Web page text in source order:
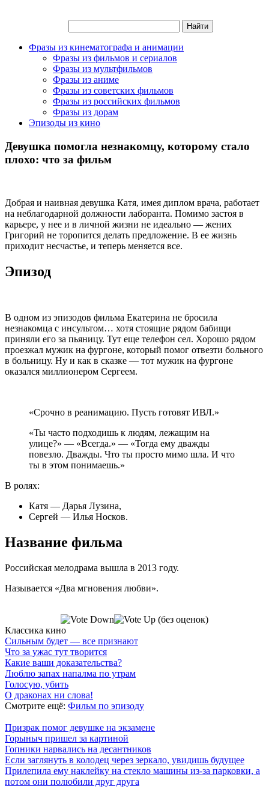
Фразы из кинематографа и анимации
Фразы из фильмов и сериалов
Фразы из мультфильмов
Фразы из аниме
Фразы из советских фильмов
Фразы из российских фильмов
Фразы из дорам
Эпизоды из кино
Девушка помогла незнакомцу, которому стало
плохо: что за фильм
Добрая и наивная девушка Катя, имея диплом врача, работает
на неблагодарной должности лаборанта. Помимо застоя в
карьере, у нее и в личной жизни не идеально — жених
Григорий не торопится делать предложение. В ее жизнь
приходит несчастье, и теперь меняется все.
Эпизод
В одном из эпизодов фильма Екатерина не бросила
незнакомца с инсультом… хотя стоящие рядом бабищи
приняли его за пьяницу. Тут еще телефон сел. Хорошо рядом
проезжал мужик на фургоне, который помог отвезти больного
в больницу. Ну и как в сказке — тот мужик на фургоне
оказался миллионером Сергеем.
«Срочно в реанимацию. Пусть готовят ИВЛ.»
«Ты часто подходишь к людям, лежащим на
улице?» — «Всегда.» — «Тогда ему дважды
повезло. Дважды. Что ты просто мимо шла. И что
ты в этом понимаешь.»
В ролях:
Катя — Дарья Лузина,
Сергей — Илья Носков.
Название фильма
Российская мелодрама вышла в 2013 году.
Называется «Два мгновения любви».
(без оценок)
Классика кино
Сильным будет — все признают
Что за ужас тут творится
Какие ваши доказательства?
Люблю запах напалма по утрам
Голосую, убить
О драконах ни слова!
Смотрите ещё: Фильм по эпизоду
Призрак помог девушке на экзамене
Горыныч пришел за картиной
Гопники нарвались на десантников
Если заглянуть в колодец через зеркало, увидишь будущее
Прилепила ему наклейку на стекло машины из-за парковки, а
потом они полюбили друг друга